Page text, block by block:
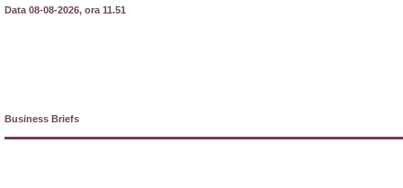
Data 08-08-2026, ora 11.51
Business Briefs